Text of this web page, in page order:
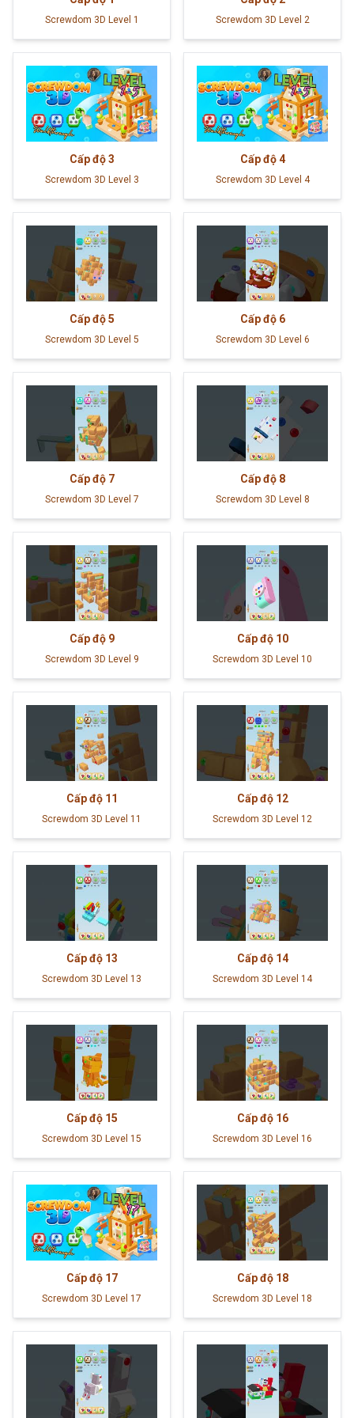
Screwdom 3D Level 1 Screwdom 3D Level 2
Cấp độ 3
Screwdom 3D Level 3
Cấp độ 4
Screwdom 3D Level 4
Cấp độ 5
Screwdom 3D Level 5
Cấp độ 6
Screwdom 3D Level 6
Cấp độ 7
Screwdom 3D Level 7
Cấp độ 8
Screwdom 3D Level 8
Cấp độ 9
Screwdom 3D Level 9
Cấp độ 10
Screwdom 3D Level 10
Cấp độ 11
Screwdom 3D Level 11
Cấp độ 12
Screwdom 3D Level 12
Cấp độ 13
Screwdom 3D Level 13
Cấp độ 14
Screwdom 3D Level 14
Cấp độ 15
Screwdom 3D Level 15
Cấp độ 16
Screwdom 3D Level 16
Cấp độ 17
Screwdom 3D Level 17
Cấp độ 18
Screwdom 3D Level 18